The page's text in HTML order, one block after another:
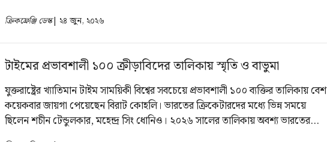
ক্রিকফ্রেঞ্জি ডেস্ক| ২৪ জুন, ২০২৬
টাইমের প্রভাবশালী ১০০ ক্রীড়াবিদের তালিকায় স্মৃতি ও বাভুমা
যুক্তরাষ্ট্রের খ্যাতিমান টাইম সাময়িকী বিশ্বের সবচেয়ে প্রভাবশালী ১০০ ব্যক্তির তালিকায় বেশ
কয়েকবার জায়গা পেয়েছেন বিরাট কোহলি। ভারতের ক্রিকেটারদের মধ্যে ভিন্ন সময়ে
ছিলেন শচীন টেন্ডুলকার, মহেন্দ্র সিং ধোনিও। ২০২৬ সালের তালিকায় অবশ্য ভারতের